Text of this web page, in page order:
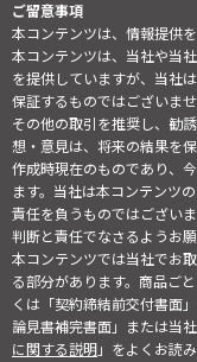
ご留意事項
本コンテンツは、情報提供
本コンテンツは、当社や当
を提供していますが、当社
保証するものではございま
その他の取引を推奨し、勧
想・意見は、将来の結果を
作成時現在のものであり、
ます。当社は本コンテンツ
責任を負うものではござい
判断と責任でなさるようお願
本コンテンツでは当社でお
る部分があります。商品ご
くは「契約締結前交付書面
論見書補完書面」または当
に関する説明」をよくお読み